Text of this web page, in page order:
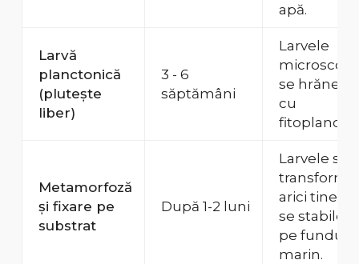
apă.
Larvă
planctonică
(plutește
liber)
3 - 6
săptămâni
Larvele
se hrănesc
cu
Metamorfoză
și fixare pe
substrat
După 1-2 luni
Larvele se
arici tineri și
se stabilesc
pe fundul
marin.